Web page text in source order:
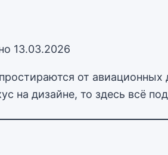
13.03.2026
от
на дизайне, то здесь всё